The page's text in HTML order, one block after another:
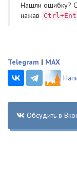
Нашли ошибку?
нажав
Telegram | MAX
Обсудить в